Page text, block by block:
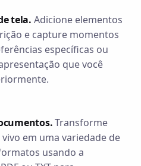
tela. Adicione elementos
e capture momentos
específicas ou
que você
Transforme
em uma variedade de
usando a